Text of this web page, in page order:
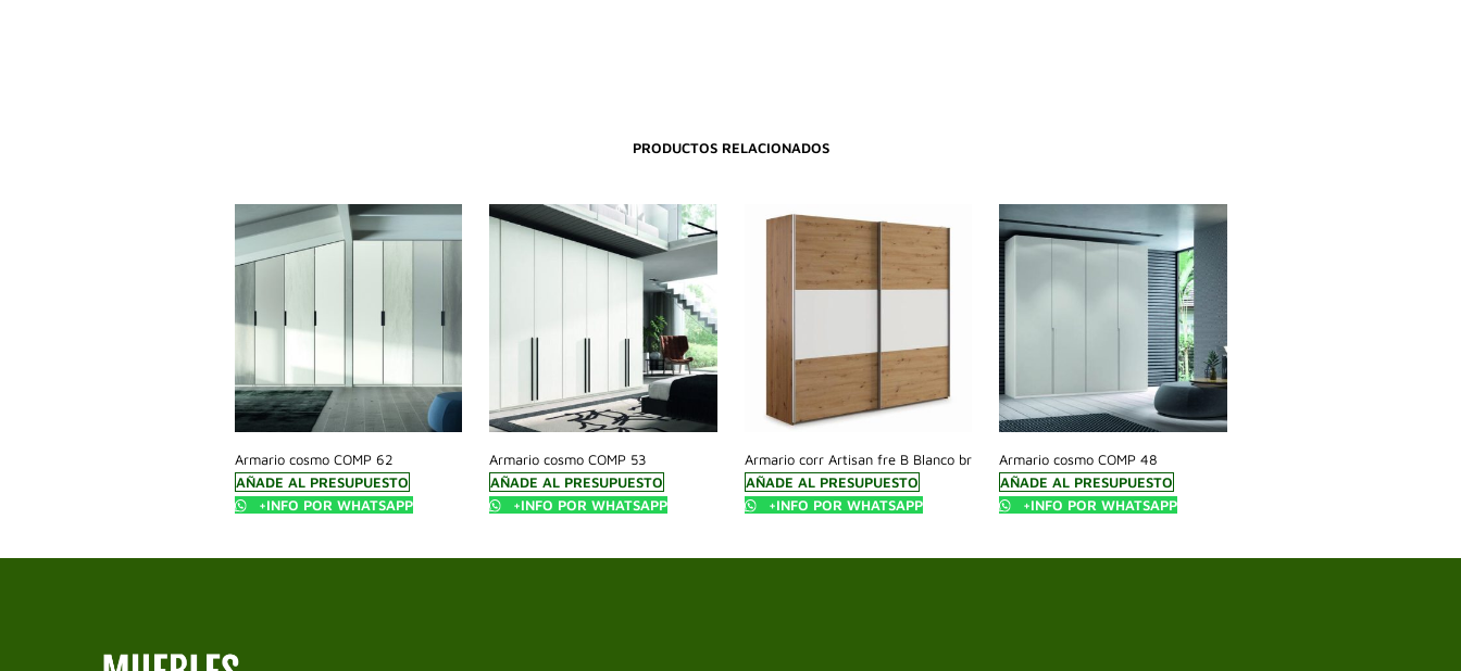
PRODUCTOS RELACIONADOS
Armario cosmo COMP 62
AÑADE AL PRESUPUESTO
+INFO POR WHATSAPP
Armario cosmo COMP 53
AÑADE AL PRESUPUESTO
+INFO POR WHATSAPP
Armario corr Artisan fre B Blanco br
AÑADE AL PRESUPUESTO
+INFO POR WHATSAPP
Armario cosmo COMP 48
AÑADE AL PRESUPUESTO
+INFO POR WHATSAPP